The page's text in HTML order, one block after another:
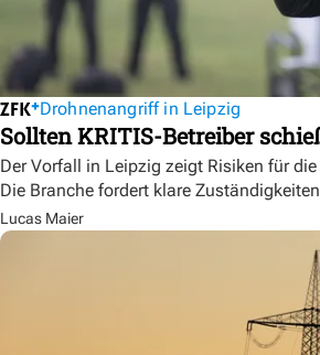
Drohnenangriff in Leipzig
Sollten KRITIS-Betreiber
Der Vorfall in Leipzig zeigt Risiken für
Die Branche fordert klare
Lucas Maier